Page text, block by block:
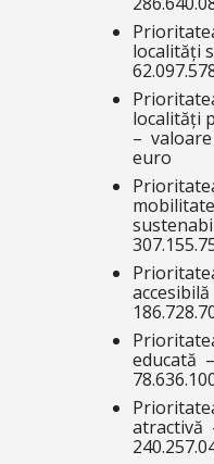
localități
localități
– valoare
euro
educată
atractivă